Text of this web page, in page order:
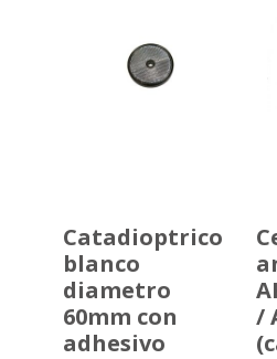
Catadioptrico
blanco
diametro
60mm con
adhesivo
/